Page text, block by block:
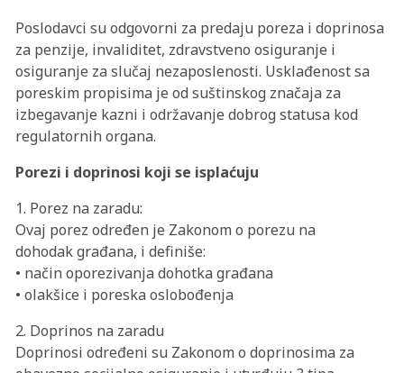
Poslodavci su odgovorni za predaju poreza i doprinosa
za penzije, invaliditet, zdravstveno osiguranje i
osiguranje za slučaj nezaposlenosti. Usklađenost sa
poreskim propisima je od suštinskog značaja za
izbegavanje kazni i održavanje dobrog statusa kod
regulatornih organa.
Porezi i doprinosi koji se isplaćuju
1. Porez na zaradu:
Ovaj porez određen je Zakonom o porezu na
dohodak građana, i definiše:
• način oporezivanja dohotka građana
• olakšice i poreska oslobođenja
2. Doprinos na zaradu
Doprinosi određeni su Zakonom o doprinosima za